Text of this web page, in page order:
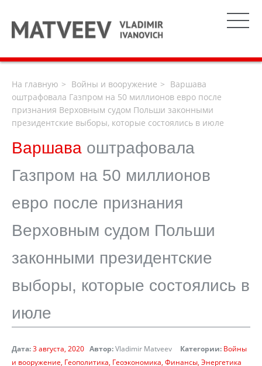
На главную Войны и вооружение
Варшава
оштрафовала Газпром на 50 миллионов евро после
признания Верховным судом Польши законными
президентские выборы, которые состоялись в июле
Варшава оштрафовала
Газпром на 50 миллионов
евро после признания
Верховным судом Польши
законными президентские
выборы, которые состоялись в
июле
Дата:3 августа, 2020 Автор:Vladimir Matveev Категории: Войны
и вооружение Геополитика Геоэкономика Финансы Энергетика